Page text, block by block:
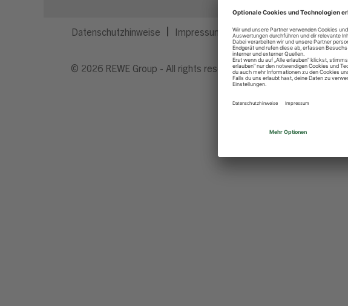
Datenschutzhinweise Impressum Privatsphäre-Einstellungen
© 2026 REWE Group - All rights reserved